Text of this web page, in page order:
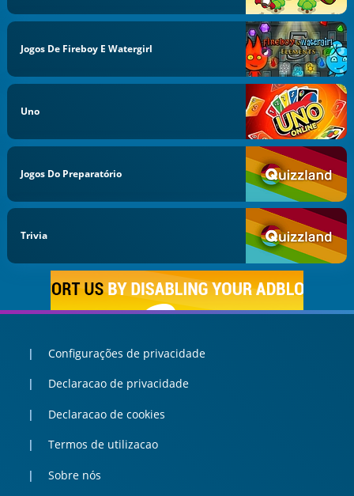
Jogos De Fireboy E Watergirl
Uno
Jogos Do Preparatório
Trivia
Configurações de privacidade
Declaracao de privacidade
Declaracao de cookies
Termos de utilizacao
Sobre nós